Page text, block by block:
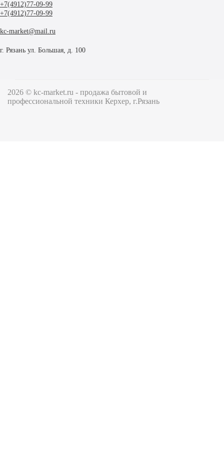
+7(4912)77-09-99
+7(4912)77-09-99
kc-market@mail.ru
г. Рязань ул. Большая, д. 100
2026 © kc-market.ru - продажа бытовой и
профессиональной техники Керхер, г.Рязань